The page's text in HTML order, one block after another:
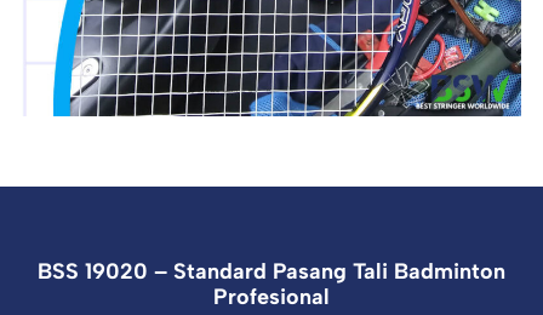
BSS 19020 – Standard Pasang Tali Badminton
Profesional